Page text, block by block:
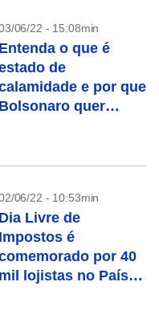
06/22 - 15:08min
Entenda o que é
de
e por que
Bolsonaro quer
06/22 - 10:53min
Dia Livre de
Impostos é
por 40
mil lojistas no País;